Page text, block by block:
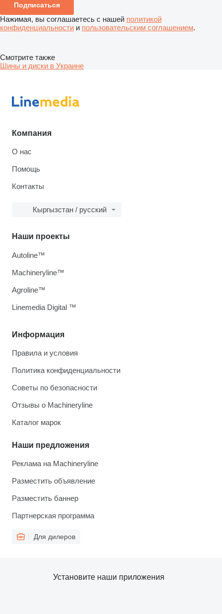
Подписаться
Нажимая, вы соглашаетесь с нашей политикой
конфиденциальности и пользовательским соглашением.
Смотрите также
Шины и диски в Украине
Компания
О нас
Помощь
Контакты
Кыргызстан / русский
Информация
Правила и условия
Политика конфиденциальности
Советы по безопасности
Отзывы о Machineryline
Каталог марок
Наши предложения
Реклама на Machineryline
Разместить объявление
Разместить баннер
Партнерская программа
Для дилеров
Наши проекты
Autoline™
Machineryline™
Agroline™
Linemedia Digital ™
Установите наши приложения